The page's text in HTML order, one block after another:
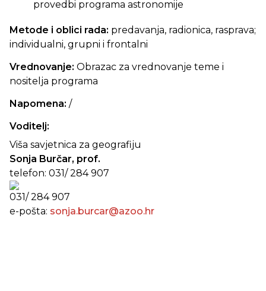
provedbi programa astronomije
Metode i oblici rada: predavanja, radionica, rasprava;
individualni, grupni i frontalni
Vrednovanje: Obrazac za vrednovanje teme i
nositelja programa
Napomena: /
Voditelj:
Viša savjetnica za geografiju
Sonja Burčar, prof.
telefon: 031/ 284 907
031/ 284 907
e-pošta: sonja.burcar@azoo.hr